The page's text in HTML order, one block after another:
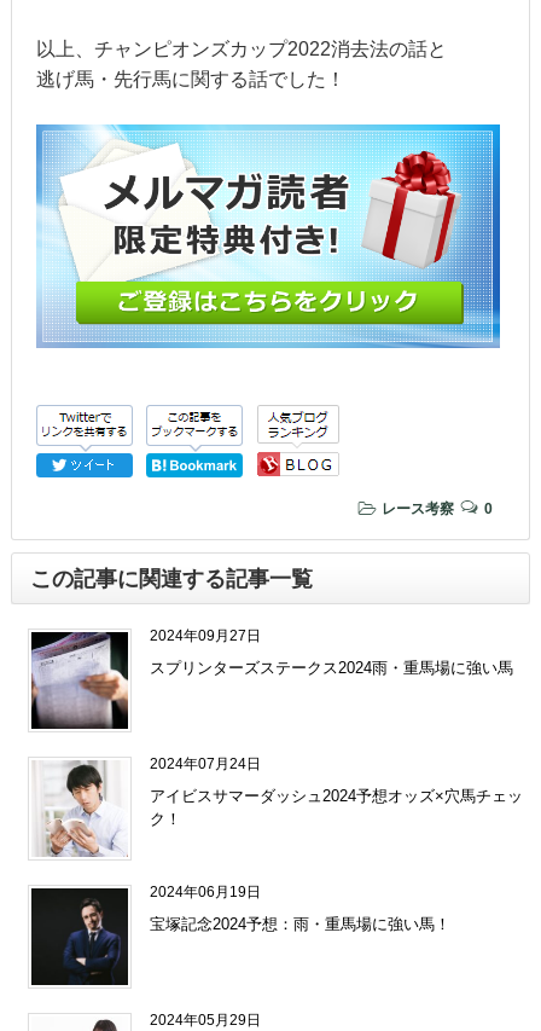
以上、チャンピオンズカップ2022消去法の話と
逃げ馬・先行馬に関する話でした！
レース考察 0
この記事に関連する記事一覧
2024年09月27日
スプリンターズステークス2024雨・重馬場に強い馬
2024年07月24日
アイビスサマーダッシュ2024予想オッズ×穴馬チェッ
ク！
2024年06月19日
宝塚記念2024予想：雨・重馬場に強い馬！
2024年05月29日